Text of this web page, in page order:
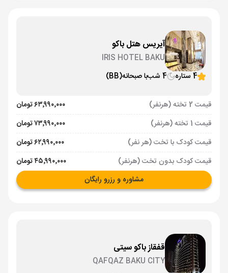
آیریس هتل باکو
IRIS HOTEL BAKU
4 ستاره
4 شب با صبحانه(BB)
قیمت 2 تخته (هرنفر)
۶۳٬۹۹۰٬۰۰۰ تومان
قیمت 1 تخته (هرنفر)
۷۳٬۹۹۰٬۰۰۰ تومان
قیمت کودک با تخت (هر نفر)
۶۲٬۹۹۰٬۰۰۰ تومان
قیمت کودک بدون تخت (هرنفر)
۴۵٬۹۹۰٬۰۰۰ تومان
مشاوره و رزرو رایگان
قفقاز باکو سیتی
QAFQAZ BAKU CITY